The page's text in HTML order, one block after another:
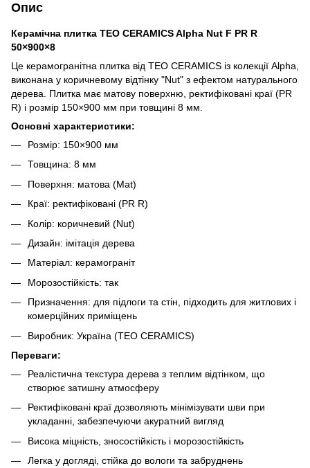
Опис
Керамічна плитка TEO CERAMICS Alpha Nut F PR R
50×900×8
Це керамогранітна плитка від TEO CERAMICS із колекції Alpha,
виконана у коричневому відтінку "Nut" з ефектом натурального
дерева. Плитка має матову поверхню, ректифіковані краї (PR
R) і розмір 150×900 мм при товщині 8 мм.
Основні характеристики:
Розмір: 150×900 мм
Товщина: 8 мм
Поверхня: матова (Mat)
Краї: ректифіковані (PR R)
Колір: коричневий (Nut)
Дизайн: імітація дерева
Матеріал: керамограніт
Морозостійкість: так
Призначення: для підлоги та стін, підходить для житлових і
комерційних приміщень
Виробник: Україна (TEO CERAMICS)
Переваги:
Реалістична текстура дерева з теплим відтінком, що
створює затишну атмосферу
Ректифіковані краї дозволяють мінімізувати шви при
укладанні, забезпечуючи акуратний вигляд
Висока міцність, зносостійкість і морозостійкість
Легка у догляді, стійка до вологи та забруднень